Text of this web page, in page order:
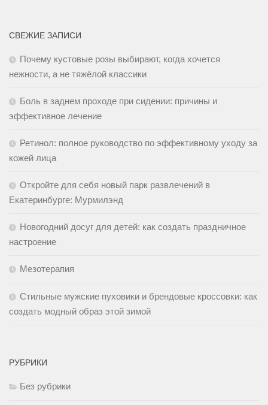
СВЕЖИЕ ЗАПИСИ
Почему кустовые розы выбирают, когда хочется
нежности, а не тяжёлой классики
Боль в заднем проходе при сидении: причины и
эффективное лечение
Ретинол: полное руководство по эффективному уходу за
кожей лица
Откройте для себя новый парк развлечений в
Екатеринбурге: Мурмилэнд
Новогодний досуг для детей: как создать праздничное
настроение
Мезотерапия
Стильные мужские пуховики и брендовые кроссовки: как
создать модный образ этой зимой
РУБРИКИ
Без рубрики